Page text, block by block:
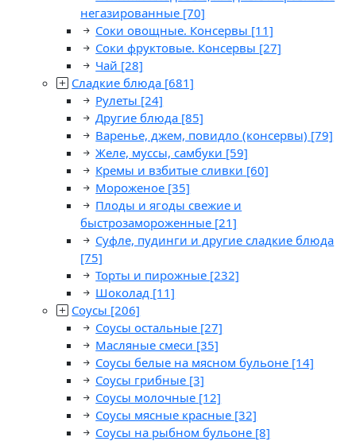
негазированные [70]
Соки овощные. Консервы [11]
Соки фруктовые. Консервы [27]
Чай [28]
Сладкие блюда [681]
Рулеты [24]
Другие блюда [85]
Варенье, джем, повидло (консервы) [79]
Желе, муссы, самбуки [59]
Кремы и взбитые сливки [60]
Мороженое [35]
Плоды и ягоды свежие и
быстрозамороженные [21]
Суфле, пудинги и другие сладкие блюда
[75]
Торты и пирожные [232]
Шоколад [11]
Соусы [206]
Соусы остальные [27]
Масляные смеси [35]
Соусы белые на мясном бульоне [14]
Соусы грибные [3]
Соусы молочные [12]
Соусы мясные красные [32]
Соусы на рыбном бульоне [8]